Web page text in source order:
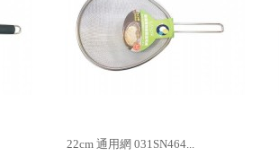
22cm 通用網 031SN464...